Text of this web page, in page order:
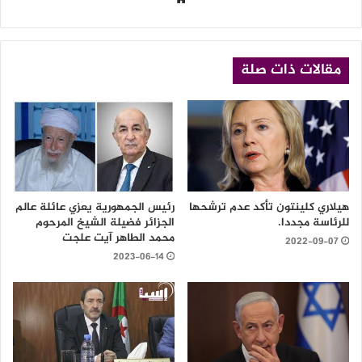
مقالات ذات صلة
هيلاري كلينتون تأكد عدم ترشحها
للرئاسة مجددا.
2022-09-07
رئيس الجمهورية يعزي عائلة عالم
الجزائر فضيلة الشيخ المرحوم
محمد الطاهر آيت علجت
2023-06-14